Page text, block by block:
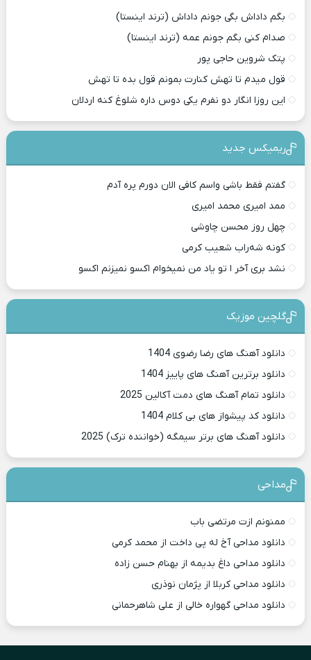
بگم داداش بگی جونم داداش (ترند اینستا)
صدام کنی بگم جونم عمه (ترند اینستا)
پتک شروین حاجی پور
قول میدم تا تهش کنارت بمونم قول بده تا تهش
این روزا انگار دو نفرم یکی دوس داره شلوغ کنه اردلان
ریمیکس جدید
گفتم فقط باشی واسم کافی الان دورم پره آدم
ممد امیری محمد امیری
چهل روز محسن چاوشی
کونه شه‌راب شعیب کرمی
نشد بری آخر ا تو یاد من نمیخوام اکسو نمیزنم اکسو
گلچین موزیک
دانلود آهنگ های رضا رضوی 1404
دانلود برترین آهنگ های پاییز 1404
دانلود تمام آهنگ های دمت آکالین 2025
دانلود کد پیشواز های بی کلام 1404
دانلود آهنگ های برتر سیمگه (خواننده ترک) 2025
مداحی
ممنونم ازت مرتضی باب
دانلود مداحی آخ له پی داخت از محمد کرمی
دانلود مداحی داغ بدیمه از بهنام حسن زاده
دانلود مداحی کربلا از پژمان نوذری
دانلود مداحی گهواره خالی از علی شاهرحمانی